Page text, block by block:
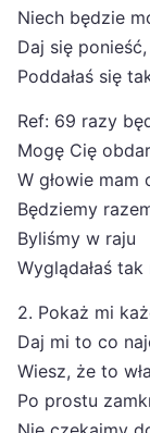
Niech będzie
Daj się ponieść,
Poddałaś się
Ref: 69 razy
Mogę Cię
W głowie mam
Będziemy
Byliśmy w raju
Wyglądałaś
2. Pokaż mi
Daj mi to co
Wiesz, że to
Po prostu